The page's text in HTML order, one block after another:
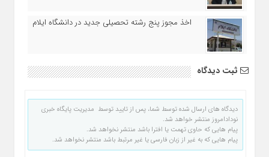
اخذ مجوز پنج رشته تحصیلی جدید در دانشگاه ايلام
ثبت دیدگاه
دیدگاه های ارسال شده توسط شما، پس از تایید توسط مدیریت پایگاه خبری
نودادامروز منتشر خواهد شد.
پیام هایی که حاوی تهمت یا افترا باشد منتشر نخواهد شد.
پیام هایی که به غیر از زبان فارسی یا غیر مرتبط باشد منتشر نخواهد شد.